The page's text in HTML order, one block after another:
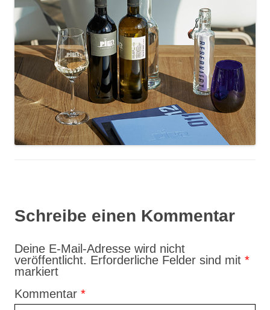
Schreibe einen Kommentar
Deine E-Mail-Adresse wird nicht
veröffentlicht. Erforderliche Felder sind mit *
markiert
Kommentar *